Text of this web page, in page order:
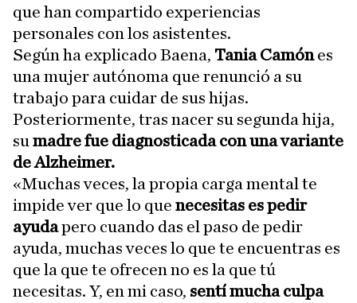
que han compartido experiencias
personales con los asistentes.
Según ha explicado Baena, Tania Camónes
una mujer autónoma que renunció a su
trabajo para cuidar de sus hijas.
Posteriormente, tras nacer su segunda hija,
su madre fue diagnosticada con una variante
de Alzheimer.
«Muchas veces, la propia carga mental te
impide ver que lo que necesitas es pedir
ayudapero cuando das el paso de pedir
ayuda, muchas veces lo que te encuentras es
que la que te ofrecen no es la que tú
necesitas. Y, en mi caso, sentí mucha culpa